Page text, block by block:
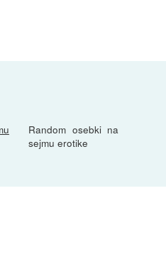
Random osebki na
sejmu erotike